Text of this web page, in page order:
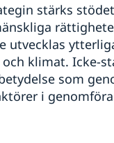
stärks
utvecklas
klimat. Icke-
som
i